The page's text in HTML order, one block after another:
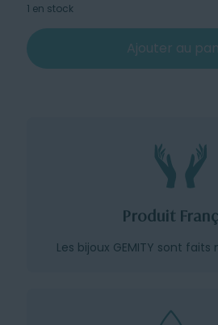
1 en stock
Ajouter au
Produit
Les bijoux GEMITY sont